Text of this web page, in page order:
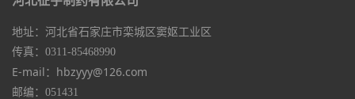
地址：河北省石家庄市栾城区窦妪工业区
传真：0311-85468990
E-mail：hbzyyy@126.com
邮编：051431